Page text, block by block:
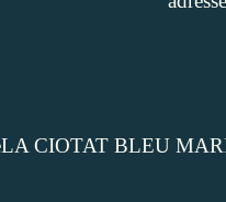
LA CIOTAT BLEU